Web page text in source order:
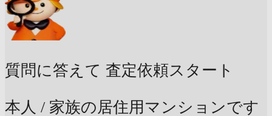
質問に答えて 査定依頼スタート
本人 / 家族の居住用マンションです